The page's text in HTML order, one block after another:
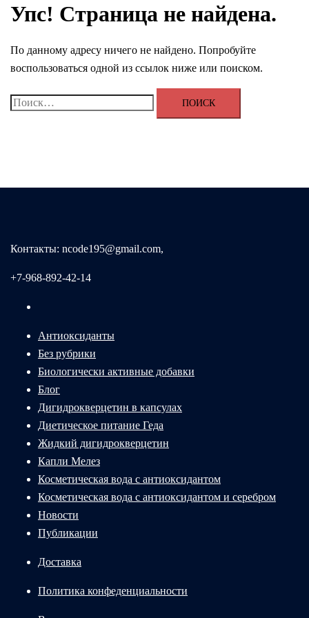
Упс! Страница не найдена.
По данному адресу ничего не найдено. Попробуйте
воспользоваться одной из ссылок ниже или поиском.
Найти:
Контакты: ncode195@gmail.com,
+7-968-892-42-14
Антиоксиданты
Без рубрики
Биологически активные добавки
Блог
Дигидрокверцетин в капсулах
Диетическое питание Геда
Жидкий дигидрокверцетин
Капли Мелез
Косметическая вода с антиоксидантом
Косметическая вода с антиоксидантом и серебром
Новости
Публикации
Доставка
Политика конфеденциальности